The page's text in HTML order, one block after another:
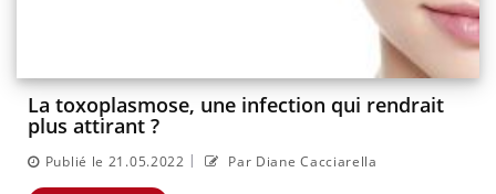
La toxoplasmose, une infection qui rendrait
plus attirant ?
Publié le 21.05.2022 | Par Diane Cacciarella